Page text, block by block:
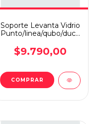
Soporte Levanta Vidrio
Punto/linea/qubo/ducato
$9.790,00